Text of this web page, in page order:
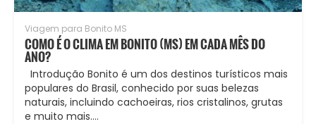
Viagem para Bonito MS
COMO É O CLIMA EM BONITO (MS) EM CADA MÊS DO
ANO?
Introdução Bonito é um dos destinos turísticos mais
populares do Brasil, conhecido por suas belezas
naturais, incluindo cachoeiras, rios cristalinos, grutas
e muito mais.…